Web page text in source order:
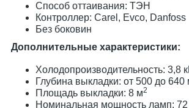
Способ оттаивания: ТЭН
Контроллер: Carel, Evco, Danfoss
Без боковин
Дополнительные характеристики:
Холодопроизводительность: 3,8
Глубина выкладки: от 500 до 640
Площадь выкладки: 8 м2
Номинальная мощность ламп: 72